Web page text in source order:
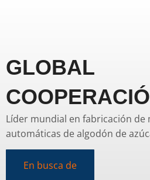
GLOBAL
Líder mundial en fabricación de
automáticas de algodón de
En busca de